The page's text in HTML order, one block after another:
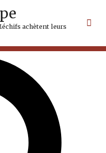
achètent leurs